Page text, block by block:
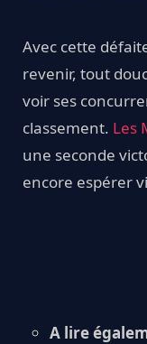
Avec cette
revenir, tout
voir ses
classement. Les
une seconde
encore espérer
A lire